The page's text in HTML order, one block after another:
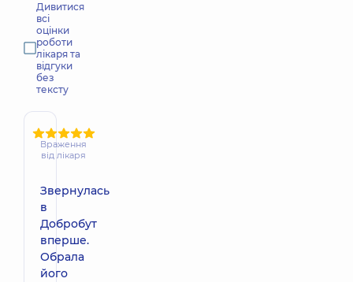
Дивитися
всі
оцінки
роботи
лікаря та
відгуки
без
тексту
Враження
від лікаря
Звернулась
в
Добробут
вперше.
Обрала
його